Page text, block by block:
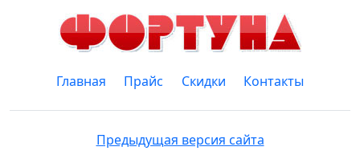
Главная Прайс Скидки Контакты
Предыдущая версия сайта